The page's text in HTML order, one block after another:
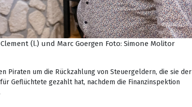
(l.) und Marc Goergen Foto: Simone Molitor
Piraten um die Rückzahlung von Steuergeldern, die sie der
Geflüchtete gezahlt hat, nachdem die Finanzinspektion